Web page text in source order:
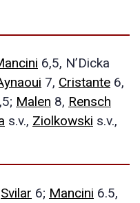
6,5, N’Dicka
7, Cristante 6,
Malen 8, Rensch
s.v., Ziolkowski s.v.,
Svilar 6; Mancini 6.5,